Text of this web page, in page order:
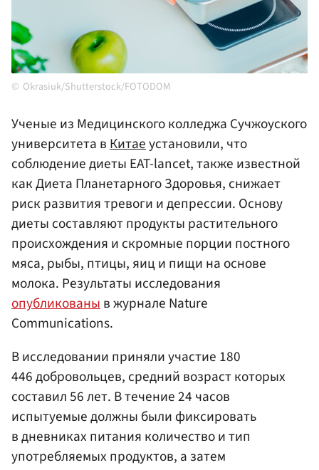
Okrasiuk/Shutterstock/FOTODOM
Ученые из Медицинского колледжа Сучжоуского
университета вКитаеустановили, что
соблюдение диеты EAT-lancet, также известной
как Диета Планетарного Здоровья, снижает
риск развития тревоги и депрессии. Основу
диеты составляют продукты растительного
происхождения и скромные порции постного
мяса, рыбы, птицы, яиц и пищи на основе
молока. Результаты исследования
опубликованыв журнале Nature
Communications.
В исследовании приняли участие 180
446 добровольцев, средний возраст которых
составил 56 лет. В течение 24 часов
испытуемые должны были фиксировать
в дневниках питания количество и тип
употребляемых продуктов, а затем